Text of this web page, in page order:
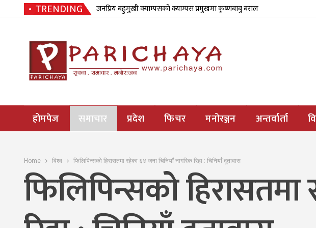
TRENDING जनप्रिय बहुमुखी क्याम्पसको क्याम्पस प्रमुखमा कृष्णबाबु बराल
होमपेज समाचार प्रदेश फिचर मनोरञ्जन अन्तर्वार्ता
Home विश्व फिलिपिन्सको हिरासतमा रहेका ६४ जना चिनियाँ नागरिक रिहा : चिनियाँ दूतावास
फिलिपिन्सको